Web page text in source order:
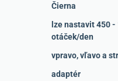
Čierna
lze nastavit 450 -
otáček/den
vpravo, vľavo a
adaptér